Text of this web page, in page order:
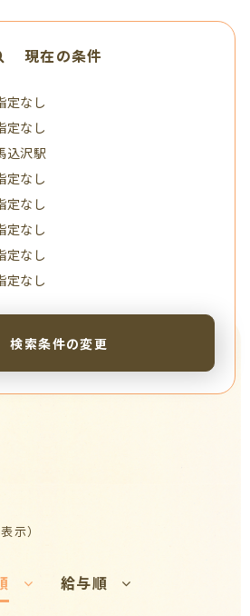
現在の条件
定なし
定なし
込沢駅
定なし
定なし
定なし
定なし
定なし
検索条件の変更
示）
給与順